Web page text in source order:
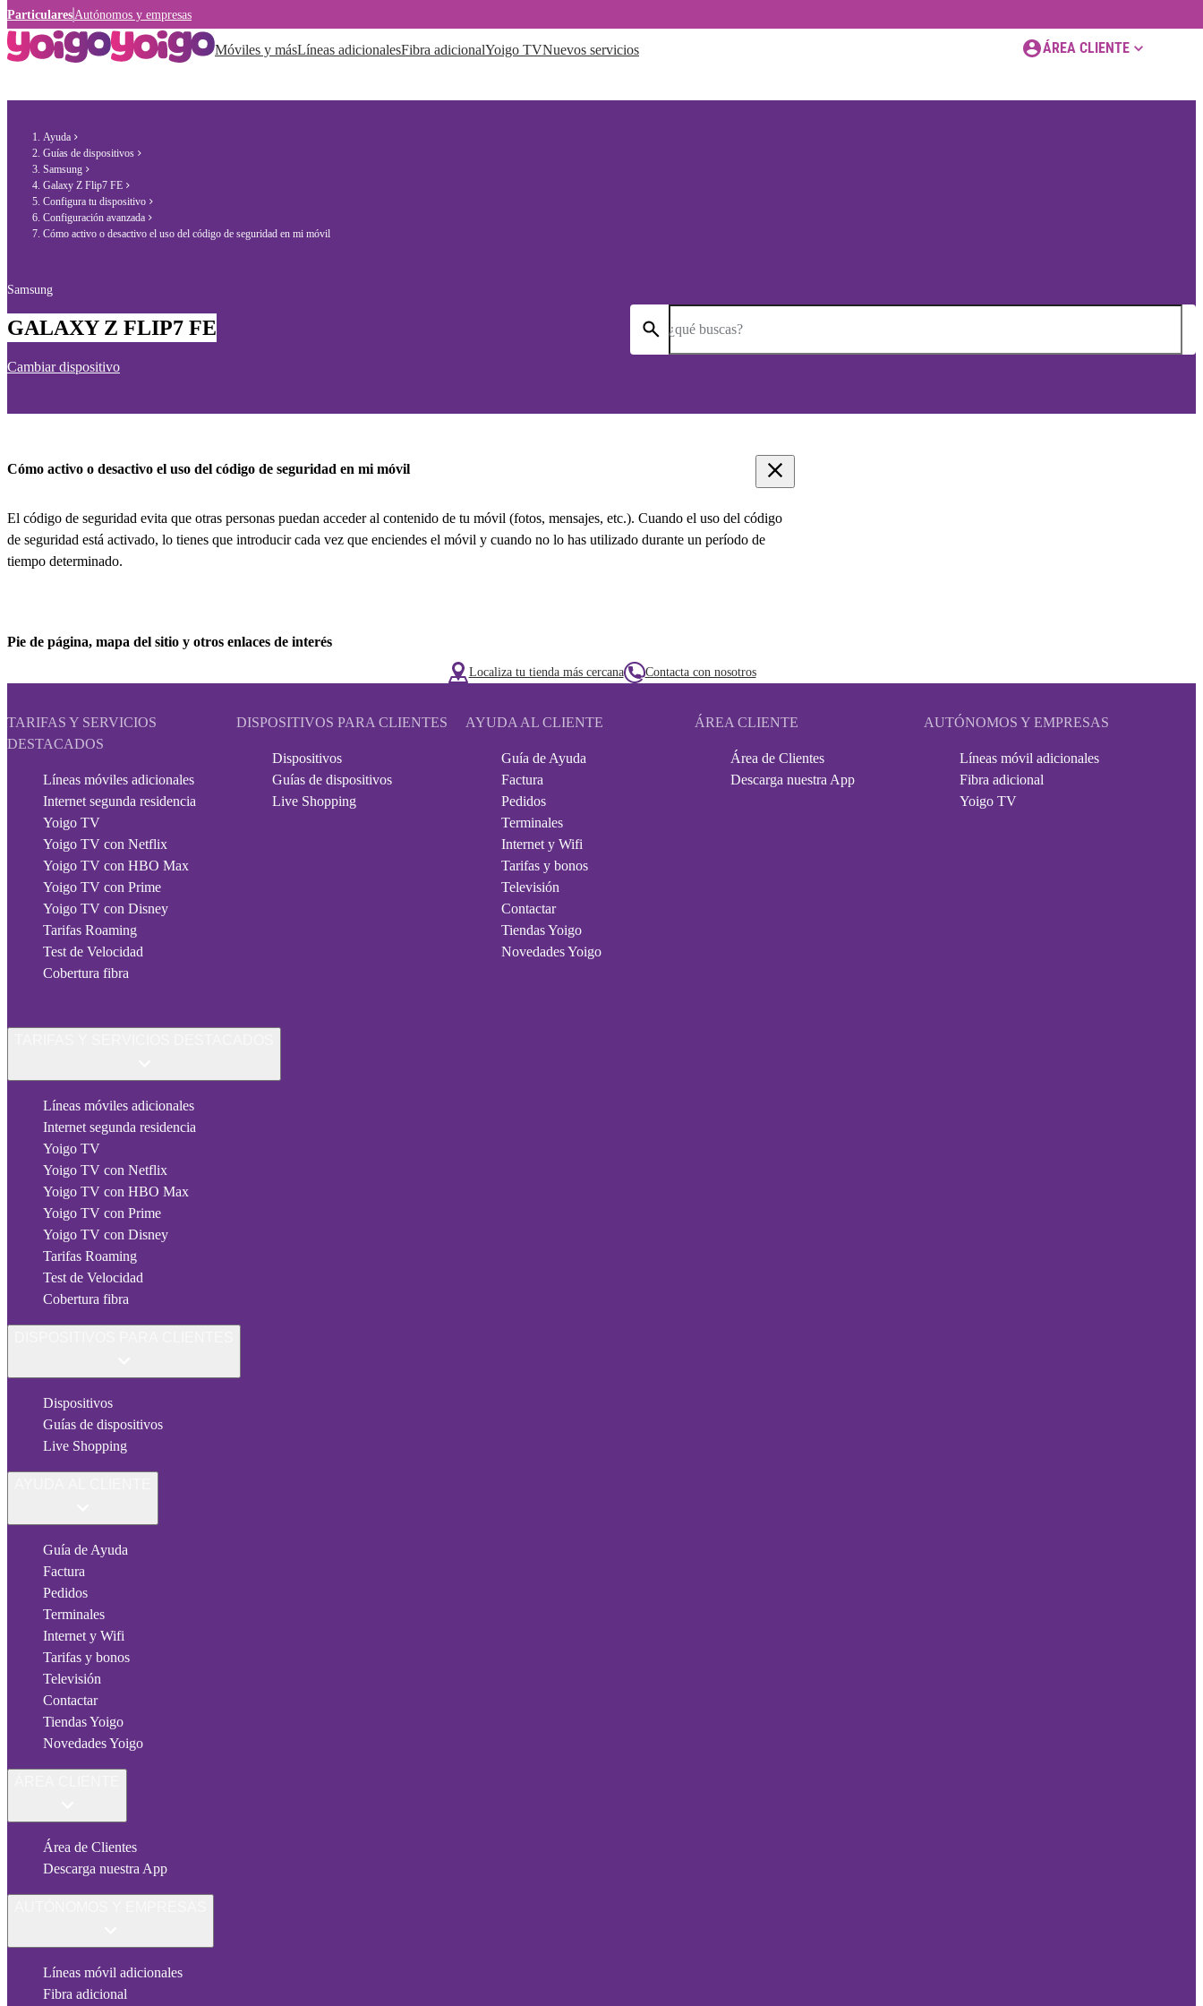
Particulares Autónomos y empresas
Móviles y másLíneas adicionalesFibra adicionalYoigo TVNuevos servicios ÁREA CLIENTE
Ayuda
Guías de dispositivos
Samsung
Galaxy Z Flip7 FE
Configura tu dispositivo
Configuración avanzada
Cómo activo o desactivo el uso del código de seguridad en mi móvil
Samsung
GALAXY Z FLIP7 FE
Cambiar dispositivo
¿qué buscas?
Cómo activo o desactivo el uso del código de seguridad en mi móvil
El código de seguridad evita que otras personas puedan acceder al contenido de tu móvil (fotos, mensajes, etc.). Cuando el uso del código
de seguridad está activado, lo tienes que introducir cada vez que enciendes el móvil y cuando no lo has utilizado durante un período de
tiempo determinado.
Pie de página, mapa del sitio y otros enlaces de interés
Localiza tu tienda más cercana Contacta con nosotros
TARIFAS Y SERVICIOS
DESTACADOS
Líneas móviles adicionales
Internet segunda residencia
Yoigo TV
Yoigo TV con Netflix
Yoigo TV con HBO Max
Yoigo TV con Prime
Yoigo TV con Disney
Tarifas Roaming
Test de Velocidad
Cobertura fibra
DISPOSITIVOS PARA CLIENTES
Dispositivos
Guías de dispositivos
Live Shopping
AYUDA AL CLIENTE
Guía de Ayuda
Factura
Pedidos
Terminales
Internet y Wifi
Tarifas y bonos
Televisión
Contactar
Tiendas Yoigo
Novedades Yoigo
ÁREA CLIENTE
Área de Clientes
Descarga nuestra App
AUTÓNOMOS Y EMPRESAS
Líneas móvil adicionales
Fibra adicional
Yoigo TV
Líneas móviles adicionales
Internet segunda residencia
Yoigo TV
Yoigo TV con Netflix
Yoigo TV con HBO Max
Yoigo TV con Prime
Yoigo TV con Disney
Tarifas Roaming
Test de Velocidad
Cobertura fibra
Dispositivos
Guías de dispositivos
Live Shopping
Guía de Ayuda
Factura
Pedidos
Terminales
Internet y Wifi
Tarifas y bonos
Televisión
Contactar
Tiendas Yoigo
Novedades Yoigo
Área de Clientes
Descarga nuestra App
Líneas móvil adicionales
Fibra adicional